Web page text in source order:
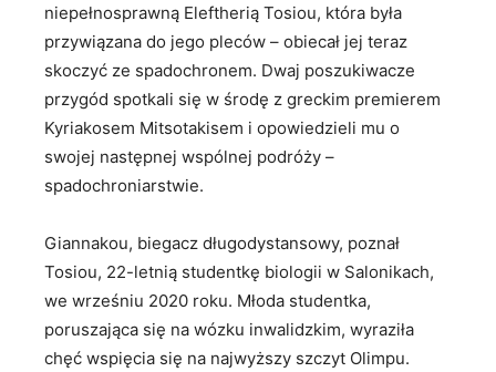
niepełnosprawną Eleftherią Tosiou, która była
przywiązana do jego pleców – obiecał jej teraz
skoczyć ze spadochronem. Dwaj poszukiwacze
przygód spotkali się w środę z greckim premierem
Kyriakosem Mitsotakisem i opowiedzieli mu o
swojej następnej wspólnej podróży –
spadochroniarstwie.
Giannakou, biegacz długodystansowy, poznał
Tosiou, 22-letnią studentkę biologii w Salonikach,
we wrześniu 2020 roku. Młoda studentka,
poruszająca się na wózku inwalidzkim, wyraziła
chęć wspięcia się na najwyższy szczyt Olimpu.